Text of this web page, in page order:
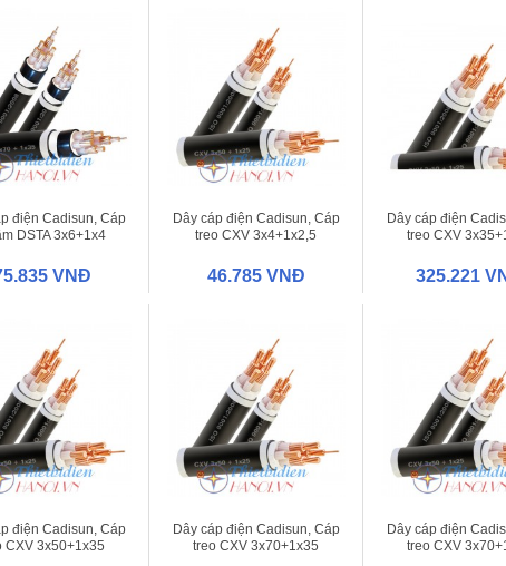
điện Cadisun, Cáp
DSTA 3x6+1x4
VNĐ
Dây cáp điện Cadisun, Cáp
treo CXV 3x4+1x2,5
46.785 VNĐ
Dây cáp điện
treo CXV
325.221
điện Cadisun, Cáp
CXV 3x50+1x35
Dây cáp điện Cadisun, Cáp
treo CXV 3x70+1x35
Dây cáp điện
treo CXV